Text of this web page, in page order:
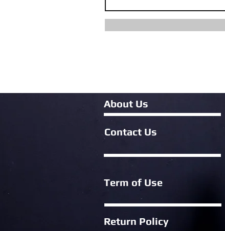
About Us
Contact Us
Term of Use
Return Policy